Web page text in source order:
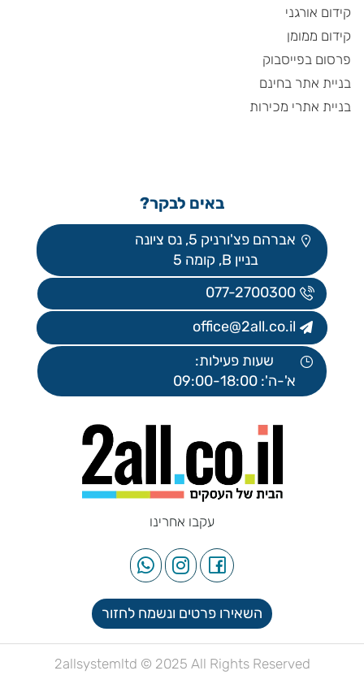
קידום אורגני
קידום ממומן
פרסום בפייסבוק
בניית אתר בחינם
בניית אתרי מכירות
באים לבקר?
אברהם פצ'ורניק 5, נס ציונה
בניין B, קומה 5
077-2700300
office@2all.co.il
שעות פעילות:
א'-ה': 09:00-18:00
עקבו אחרינו
השאירו פרטים ונשמח לחזור
2allsystemltd © 2025 All Rights Reserved